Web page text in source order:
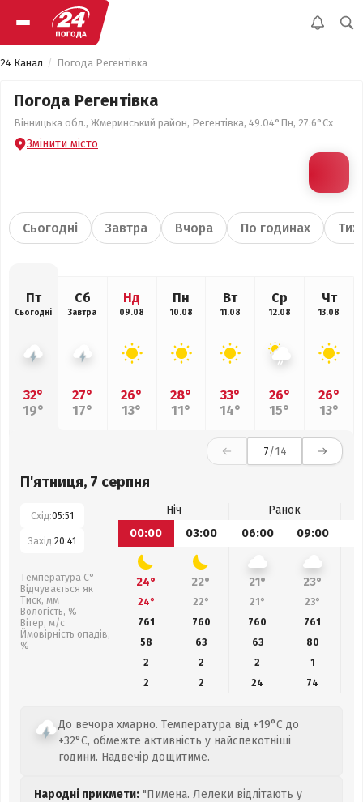
24 Канал Погода Регентівка
Погода Регентівка
Вінницька обл., Жмеринський район, Регентівка, 49.04°Пн, 27.6°Сх
Змінити місто
Сьогодні Завтра Вчора По годинах
Пт
Сьогодні
32°
19°
Сб
Завтра
27°
17°
Нд
09.08
26°
13°
Пн
10.08
28°
11°
Вт
11.08
33°
14°
Ср
12.08
26°
15°
Чт
13.08
26°
13°
7/14
П'ятниця, 7 серпня
Схід:05:51
Захід:20:41
Температура С°
Відчувається як
Тиск, мм
Вологість, %
Вітер, м/с
Ймовірність опадів,
%
Ніч
Ранок
00:00
03:00 06:00 09:00
24° 22° 21° 23°
24° 22° 21° 23°
761
760 760 761
58
63 63 80
2
2 2
1
2
2 24 74
До вечора хмарно. Температура від +19°C до
+32°C, обмежте активність у найспекотніші
години. Надвечір дощитиме.
Народні прикмети: "Пимена. Лелеки відлітають у